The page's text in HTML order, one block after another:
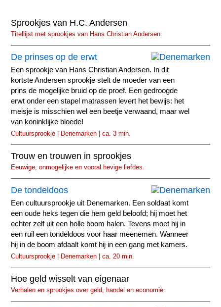
Sprookjes van H.C. Andersen
Titellijst met sprookjes van Hans Christian Andersen.
De prinses op de erwt
Een sprookje van Hans Christian Andersen. In dit
kortste Andersen sprookje stelt de moeder van een
prins de mogelijke bruid op de proef. Een gedroogde
erwt onder een stapel matrassen levert het bewijs: het
meisje is misschien wel een beetje verwaand, maar wel
van koninklijke bloede!
Cultuursprookje | Denemarken | ca. 3 min.
Trouw en trouwen in sprookjes
Eeuwige, onmogelijke en vooral hevige liefdes.
De tondeldoos
Een cultuursprookje uit Denemarken. Een soldaat komt
een oude heks tegen die hem geld beloofd; hij moet het
echter zelf uit een holle boom halen. Tevens moet hij in
een ruil een tondeldoos voor haar meenemen. Wanneer
hij in de boom afdaalt komt hij in een gang met kamers.
Cultuursprookje | Denemarken | ca. 20 min.
Hoe geld wisselt van eigenaar
Verhalen en sprookjes over geld, handel en economie.